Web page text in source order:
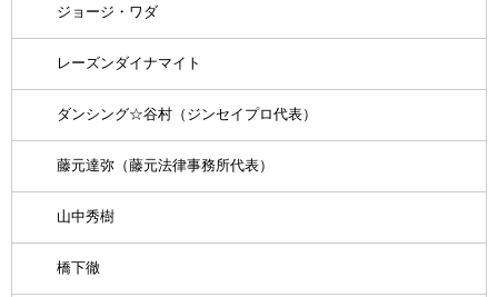
ジョージ・ワダ
レーズンダイナマイト
ダンシング☆谷村（ジンセイプロ代表）
藤元達弥（藤元法律事務所代表）
山中秀樹
橋下徹